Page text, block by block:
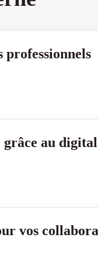
professionnels
au digital
vos